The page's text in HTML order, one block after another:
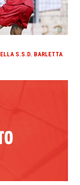
S.S.D. BARLETTA